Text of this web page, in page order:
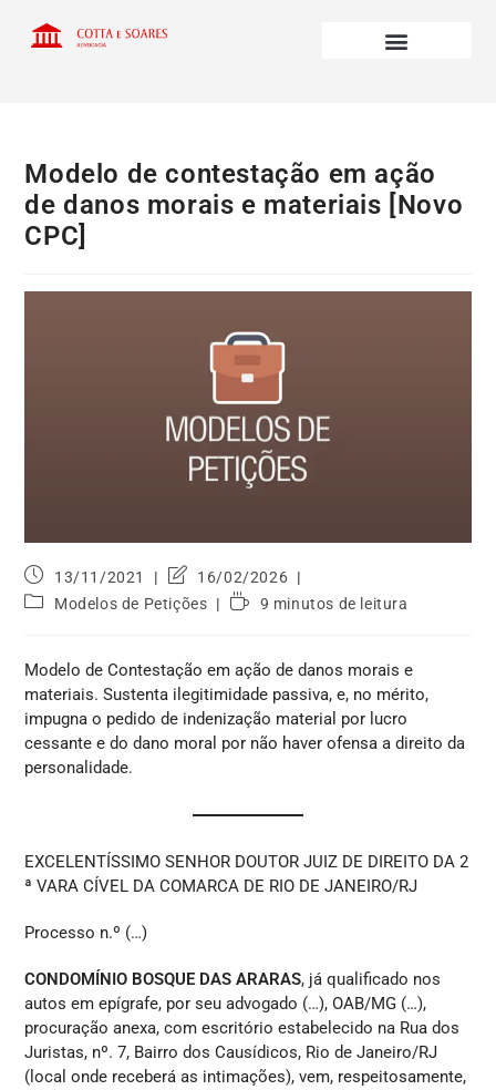
Modelo de contestação em ação
de danos morais e materiais [Novo
CPC]
13/11/2021
16/02/2026
Modelos de Petições
9 minutos de leitura
Modelo de Contestação em ação de danos morais e
materiais. Sustenta ilegitimidade passiva, e, no mérito,
impugna o pedido de indenização material por lucro
cessante e do dano moral por não haver ofensa a direito da
personalidade.
EXCELENTÍSSIMO SENHOR DOUTOR JUIZ DE DIREITO DA 2
ª VARA CÍVEL DA COMARCA DE RIO DE JANEIRO/RJ
Processo n.º (…)
CONDOMÍNIO BOSQUE DAS ARARAS, já qualificado nos
autos em epígrafe, por seu advogado (…), OAB/MG (…),
procuração anexa, com escritório estabelecido na Rua dos
Juristas, nº. 7, Bairro dos Causídicos, Rio de Janeiro/RJ
(local onde receberá as intimações), vem, respeitosamente,